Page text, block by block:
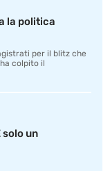
la politica
per il blitz che
colpito il
solo un